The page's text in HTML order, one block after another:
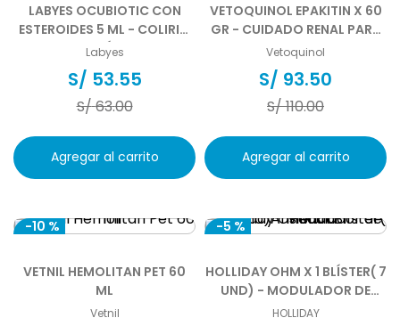
LABYES OCUBIOTIC CON
ESTEROIDES 5 ML - COLIRIO
ANTIBIÓTICO
Labyes
S/ 53.55
S/63.00
Agregar al carrito
VETOQUINOL EPAKITIN X 60
GR - CUIDADO RENAL PARA
PERROS Y GATOS
Vetoquinol
S/ 93.50
S/110.00
Agregar al carrito
-10 %
VETNIL HEMOLITAN PET 60
ML
Vetnil
-5 %
HOLLIDAY OHM X 1 BLÍSTER( 7
UND) - MODULADOR DE
ANSIEDAD
HOLLIDAY